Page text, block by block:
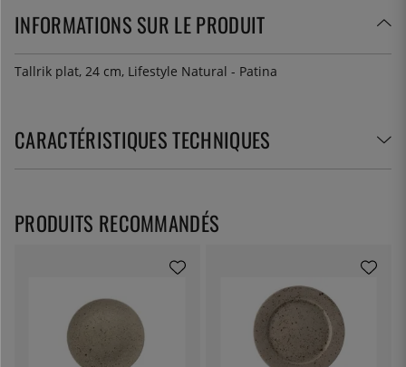
INFORMATIONS SUR LE PRODUIT
Tallrik plat, 24 cm, Lifestyle Natural - Patina
CARACTÉRISTIQUES TECHNIQUES
PRODUITS RECOMMANDÉS